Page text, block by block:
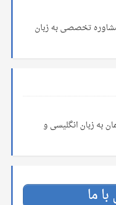
آلمان مشاوره تخصصی به زبان
به وقت آلمان به زبان انگلیسی و
ما